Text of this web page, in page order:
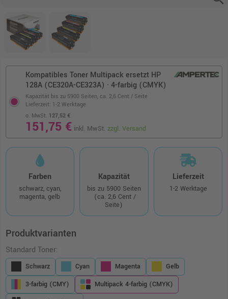
Kompatibles Toner Multipack ersetzt HP
128A (CE320A-CE323A) · 4-farbig (CMYK)
Kapazität bis zu 5900 Seiten, ca. 2,6 Cent / Seite
o. MwSt. 127,52 €
151,75 € inkl. MwSt.zzgl. Versand
Lieferzeit: 1-2 Werktage
Farben
schwarz, cyan,
magenta, gelb
Kapazität
bis zu 5900 Seiten
(ca. 2,6 Cent /
Seite)
Lieferzeit
1-2 Werktage
Produktvarianten
Standard Toner:
Schwarz Cyan Magenta
Gelb
3-farbig (CMY)
Multipack 4-farbig (CMYK)